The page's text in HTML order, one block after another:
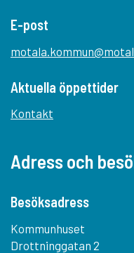
E-post
Aktuella öppettider
Kontakt
Adress och
Besöksadress
Kommunhuset
Drottninggatan 2